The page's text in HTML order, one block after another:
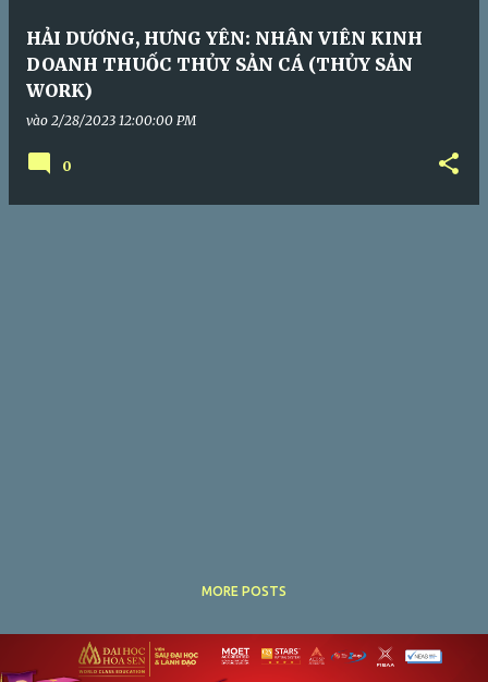
HẢI DƯƠNG, HƯNG YÊN: NHÂN VIÊN KINH
DOANH THUỐC THỦY SẢN CÁ (THỦY SẢN
WORK)
vào 2/28/2023 12:00:00 PM
0
MORE POSTS